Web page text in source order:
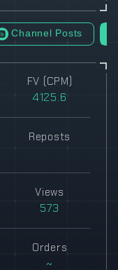
Channel Posts
FV (CPM)
4125.6
Reposts
Views
573
Orders
~